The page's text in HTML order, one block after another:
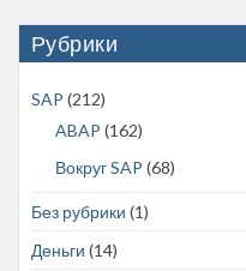
Рубрики
SAP (212)
ABAP (162)
Вокруг SAP (68)
Без рубрики (1)
Деньги (14)